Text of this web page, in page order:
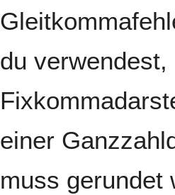
du
einer
muss gerundet